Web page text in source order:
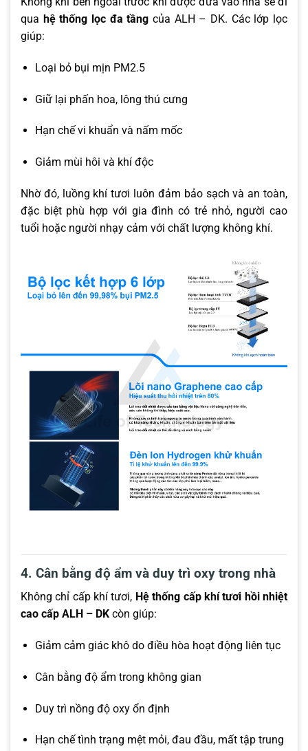
qua hệ thống lọc đa tầng của ALH – DK. Các lớp lọc
giúp:
Loại bỏ bụi mịn PM2.5
Giữ lại phấn hoa, lông thú cưng
Hạn chế vi khuẩn và nấm mốc
Giảm mùi hôi và khí độc
Nhờ đó, luồng khí tươi luôn đảm bảo sạch và an toàn,
đặc biệt phù hợp với gia đình có trẻ nhỏ, người cao
tuổi hoặc người nhạy cảm với chất lượng không khí.
4. Cân bằng độ ẩm và duy trì oxy trong nhà
Không chỉ cấp khí tươi, Hệ thống cấp khí tươi hồi nhiệt
cao cấp ALH – DK còn giúp:
Giảm cảm giác khô do điều hòa hoạt động liên tục
Cân bằng độ ẩm trong không gian
Duy trì nồng độ oxy ổn định
Hạn chế tình trạng mệt mỏi, đau đầu, mất tập trung